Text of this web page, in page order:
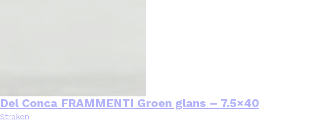
Del Conca FRAMMENTI Groen glans – 7.5×40
Stroken